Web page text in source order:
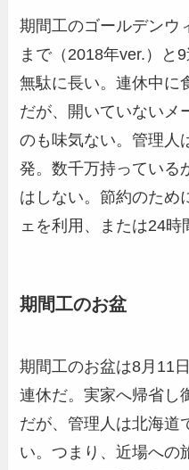
期間工のゴールデンウ
まで（2018年ver.）と
無駄に長い。連休中に
だが、開いていないメ
のも味気ない。管理人
発。数千万持っている
はしない。節約のため
ェを利用、または24時
期間工のお盆
期間工のお盆は8月11
連休だ。実家へ帰省し
だが、管理人は北海道
い。つまり、近場への